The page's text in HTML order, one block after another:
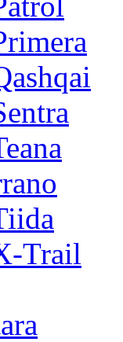
Trail